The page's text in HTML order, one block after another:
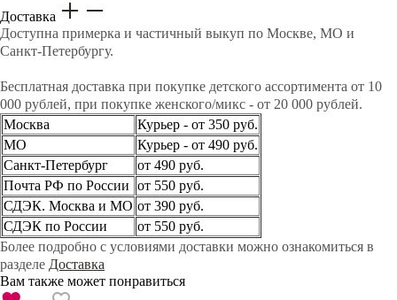
Доставка
Доступна примерка и частичный выкуп по Москве, МО и
Санкт-Петербургу.
Бесплатная доставка при покупке детского ассортимента от 10
000 рублей, при покупке женского/микс - от 20 000 рублей.
Москва
Курьер - от 350 руб.
МО
Курьер - от 490 руб.
Санкт-Петербург
от 490 руб.
Почта РФ по России от 550 руб.
СДЭК. Москва и МО от 390 руб.
СДЭК по России
от 550 руб.
Более подробно с условиями доставки можно ознакомиться в
разделе Доставка
Вам также может понравиться